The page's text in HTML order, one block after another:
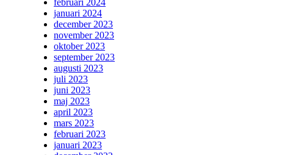
februari 2024
januari 2024
december 2023
november 2023
oktober 2023
september 2023
augusti 2023
juli 2023
juni 2023
maj 2023
april 2023
mars 2023
februari 2023
januari 2023